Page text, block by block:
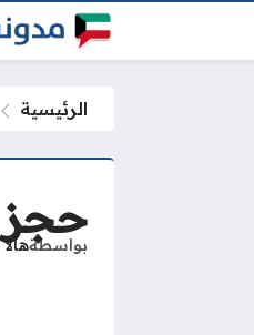
الرئيسية
حجز
بواسطة